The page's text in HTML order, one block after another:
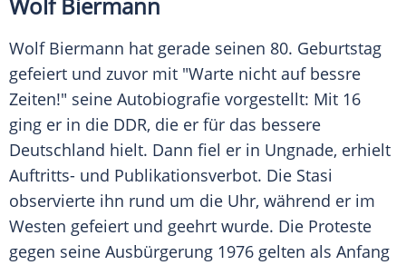
Wolf Biermann
Wolf Biermann hat gerade seinen 80. Geburtstag
gefeiert und zuvor mit "Warte nicht auf bessre
Zeiten!" seine Autobiografie vorgestellt: Mit 16
ging er in die DDR, die er für das bessere
Deutschland hielt. Dann fiel er in Ungnade, erhielt
Auftritts- und Publikationsverbot. Die Stasi
observierte ihn rund um die Uhr, während er im
Westen gefeiert und geehrt wurde. Die Proteste
gegen seine Ausbürgerung 1976 gelten als Anfang